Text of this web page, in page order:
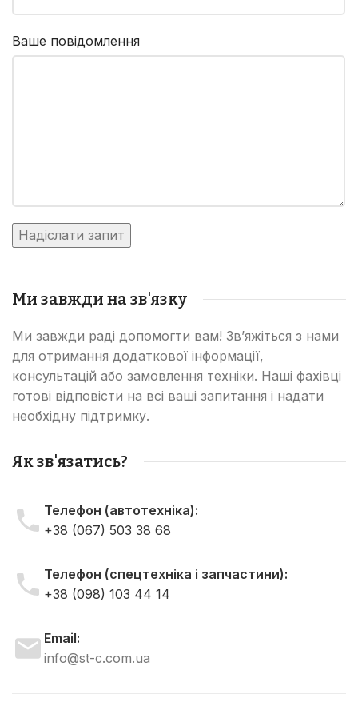
Ваше повідомлення
Ми завжди на зв'язку
Ми завжди раді допомогти вам! Зв’яжіться з нами
для отримання додаткової інформації,
консультацій або замовлення техніки. Наші фахівці
готові відповісти на всі ваші запитання і надати
необхідну підтримку.
Як зв'язатись?
Телефон (автотехніка):
+38 (067) 503 38 68
Телефон (спецтехніка і запчастини):
+38 (098) 103 44 14
Email:
info@st-c.com.ua